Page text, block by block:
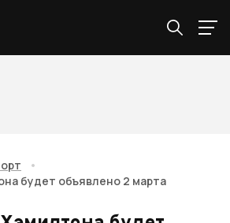
•
будет объявлено 2 марта